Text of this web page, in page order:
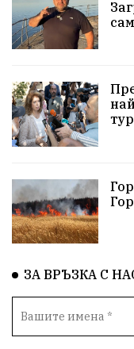
Красива България
РСПБЗН
Добро дело
Апостол
Пътна
здравеопазване
БАБХ Фестивал
Инфраструктура
ЗА ВРЪЗКА С